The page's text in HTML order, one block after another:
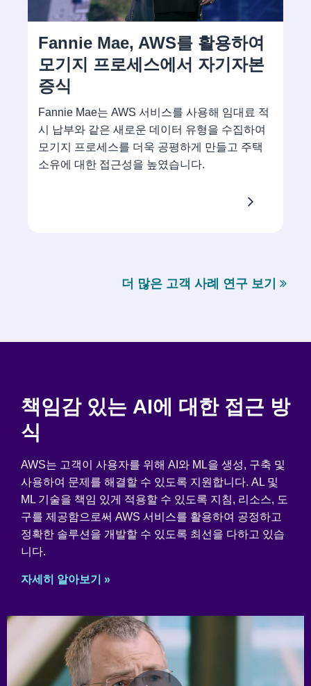
Fannie Mae, AWS를 활용하여
모기지 프로세스에서 자기자본
증식
Fannie Mae는 AWS 서비스를 사용해 임대료 적
시 납부와 같은 새로운 데이터 유형을 수집하여
모기지 프로세스를 더욱 공평하게 만들고 주택
소유에 대한 접근성을 높였습니다.
더 많은 고객 사례 연구 보기
책임감 있는 AI에 대한 접근 방
식
AWS는 고객이 사용자를 위해 AI와 ML을 생성, 구축 및
사용하여 문제를 해결할 수 있도록 지원합니다. AL 및
ML 기술을 책임 있게 적용할 수 있도록 지침, 리소스, 도
구를 제공함으로써 AWS 서비스를 활용하여 공정하고
정확한 솔루션을 개발할 수 있도록 최선을 다하고 있습
니다.
자세히 알아보기 »